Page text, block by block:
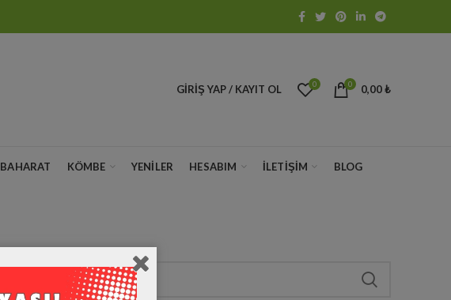
GIRIŞ YAP / KAYIT OL 0 0 0,00₺
BAHARAT KÖMBE YENILER HESABIM İLETIŞIM BLOG